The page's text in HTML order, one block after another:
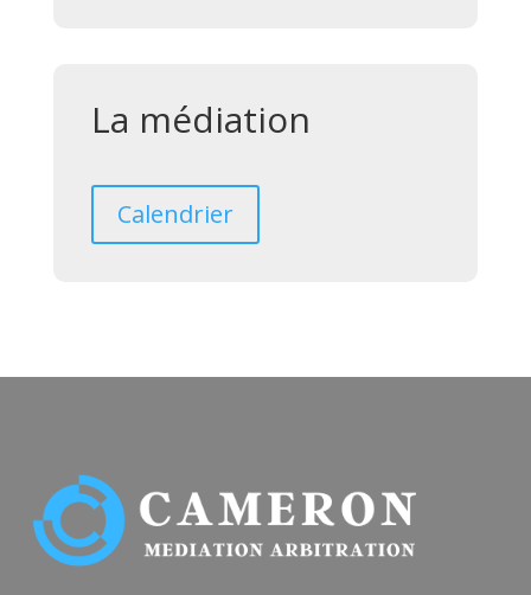
La médiation
Calendrier